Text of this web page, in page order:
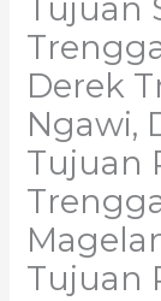
Tujuan
Derek
Ngawi,
Tujuan
Tujuan